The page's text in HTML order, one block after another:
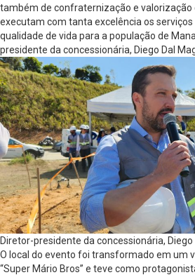
também de confraternização e valorização
executam com tanta excelência os serviços
qualidade de vida para a população de
presidente da concessionária, Diego Dal
Diretor-presidente da concessionária, Diego
O local do evento foi transformado em um
“Super Mário Bros” e teve como